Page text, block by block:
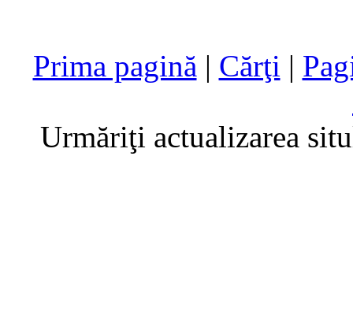
Prima pagină | Cărţi |
Urmăriţi actualizarea